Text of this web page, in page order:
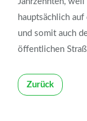
hauptsächlich
und somit auch
öffentlichen
Zurück